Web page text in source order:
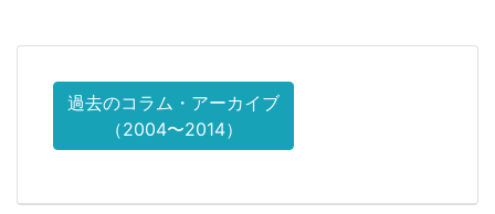
過去のコラム・アーカイブ
（2004〜2014）